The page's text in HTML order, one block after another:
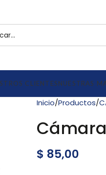
CLIENTESNUESTRAS
Inicio Productos
$ 85,00